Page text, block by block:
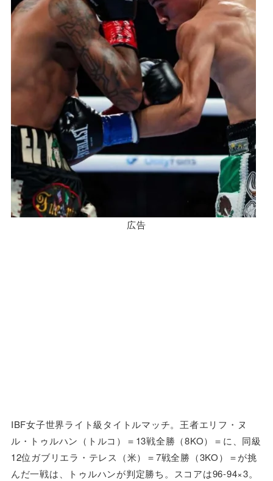
広告
IBF女子世界ライト級タイトルマッチ。王者エリフ・ヌ
ル・トゥルハン（トルコ）＝13戦全勝（8KO）＝に、同級
12位ガブリエラ・テレス（米）＝7戦全勝（3KO）＝が挑
んだ一戦は、トゥルハンが判定勝ち。スコアは96-94×3。